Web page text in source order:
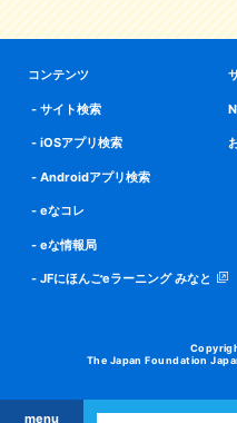
menu
コンテンツ
サイト検索
iOSアプリ検索
Androidアプリ検索
eなコレ
eな情報局
JFにほんごeラーニング みなと
The Japan Foundation